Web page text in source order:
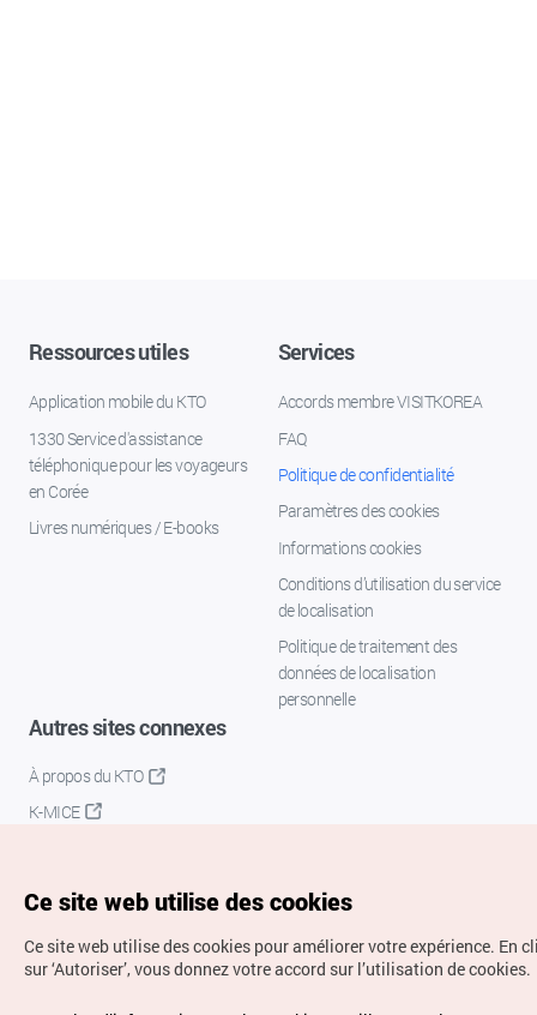
Ressources utiles
Application mobile du KTO
1330 Service d'assistance
téléphonique pour les voyageurs
en Corée
Livres numériques / E-books
Services
Accords membre VISITKOREA
FAQ
Politique de confidentialité
Paramètres des cookies
Informations cookies
Conditions d’utilisation du service
de localisation
Politique de traitement des
données de localisation
personnelle
Autres sites connexes
À propos du KTO
K-MICE
Ce site web utilise des cookies
Ce site web utilise des cookies pour améliorer votre expérience. En
sur ‘Autoriser’, vous donnez votre accord sur l’utilisation de cookies.